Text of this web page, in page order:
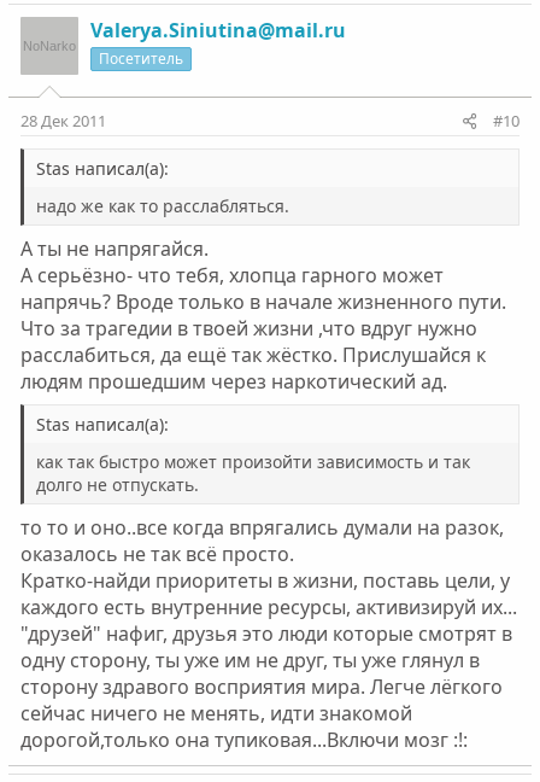
Valerya.Siniutina@mail.ru
Посетитель
28 Дек 2011 #10
Stas написал(а):
надо же как то расслабляться.
А ты не напрягайся.
А серьёзно- что тебя, хлопца гарного может
напрячь? Вроде только в начале жизненного пути.
Что за трагедии в твоей жизни ,что вдруг нужно
расслабиться, да ещё так жёстко. Прислушайся к
людям прошедшим через наркотический ад.
Stas написал(а):
как так быстро может произойти зависимость и так
долго не отпускать.
то то и оно..все когда впрягались думали на разок,
оказалось не так всё просто.
Кратко-найди приоритеты в жизни, поставь цели, у
каждого есть внутренние ресурсы, активизируй их...
"друзей" нафиг, друзья это люди которые смотрят в
одну сторону, ты уже им не друг, ты уже глянул в
сторону здравого восприятия мира. Легче лёгкого
сейчас ничего не менять, идти знакомой
дорогой,только она тупиковая...Включи мозг :!: